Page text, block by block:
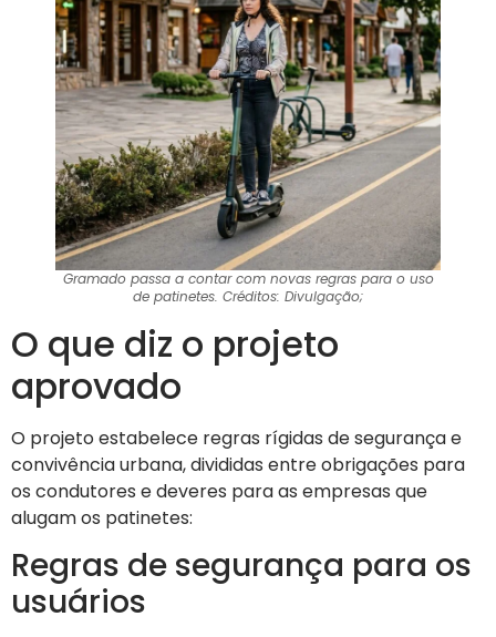
Gramado passa a contar com novas regras para o uso
de patinetes. Créditos: Divulgação;
O que diz o projeto
aprovado
O projeto estabelece regras rígidas de segurança e
convivência urbana, divididas entre obrigações para
os condutores e deveres para as empresas que
alugam os patinetes:
Regras de segurança para os
usuários